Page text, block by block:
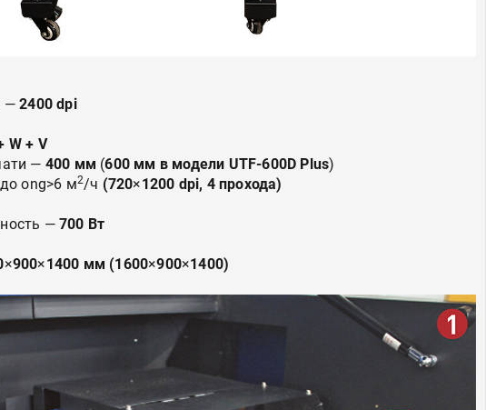
— 2400 dpi
W + V
— 400 мм (600 мм в модели UTF-600D Plus)
доong>6 м2/ч (720×1200 dpi, 4 прохода)
—700 Вт
×900×1400 мм (1600×900×1400)